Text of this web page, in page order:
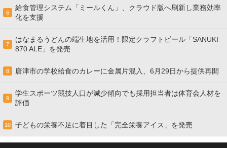
6
給食管理システム「ミールくん」、クラウド版へ刷新し業務効率
化を支援
7
はなまるうどんの端生地を活用！限定クラフトビール「SANUKI
870 ALE」を発売
8 唐津市の学校給食のカレーに金属片混入、6月29日から提供再開
9
学生スポーツ競技人口が減少傾向でも採用担当者は体育会人材を
評価
10 子どもの栄養不足に着目した「完全栄養アイス」を発売